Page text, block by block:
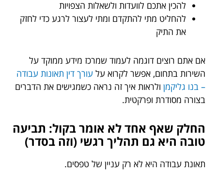
להכין אתכם לוועדות ולשאלות הצפויות
להחליט מתי להתקדם ומתי לעצור לרגע כדי לחזק
את התיק
אם אתם רוצים דוגמה לעמוד שמרכז מידע ממוקד על
השירות בתחום, אפשר לקרוא על עורך דין תאונות עבודה
– בנו גליקמן ולראות איך זה נראה כשמגישים את הדברים
בצורה מסודרת ופרקטית.
החלק שאף אחד לא אומר בקול: תביעה
טובה היא גם תהליך רגשי (וזה בסדר)
תאונת עבודה היא לא רק עניין של טפסים.